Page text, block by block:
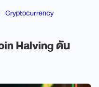
Cryptocurrency
Halving ดัน